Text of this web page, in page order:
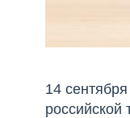
14